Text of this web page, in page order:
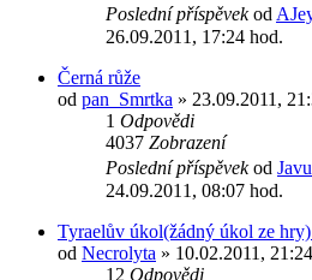
Poslední příspěvekod
26.09.2011, 17:24 hod.
Černá růže
od pan_Smrtka » 23.09.2011,
1 Odpovědi
4037 Zobrazení
Poslední příspěvekod
24.09.2011, 08:07 hod.
Tyraelův úkol(žádný úkol ze
od Necrolyta » 10.02.2011,
12 Odpovědi